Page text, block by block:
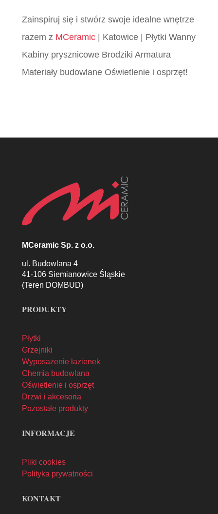
Zainspiruj się i stwórz swoje idealne wnętrze
razem z MCeramic| Katowice | Płytki Wanny
Kabiny prysznicowe Brodziki Armatura
Materiały budowlane Oświetlenie i osprzęt!
MCeramic Sp. z o.o.
ul. Budowlana 4
41-106 Siemianowice Śląskie
(Teren DOMBUD)
PRODUKTY
Płytki
Grzejniki
Wyposażenie łazienek
Chemia budowlana
Oświetlenie i osprzęt
Drzwi i akcesoria
Pozostałe produkty
INFORMACJE
Pliki cookies
Polityka prywatności
KONTAKT